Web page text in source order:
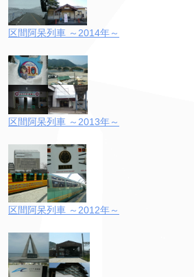
区間阿呆列車 ～2014年～
区間阿呆列車 ～2013年～
区間阿呆列車 ～2012年～